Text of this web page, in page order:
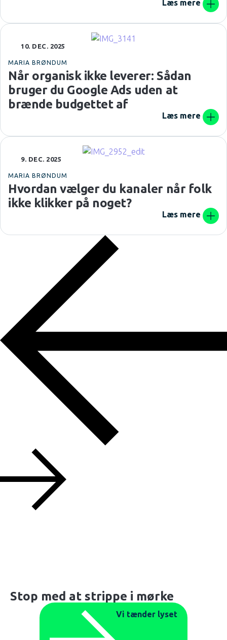
Læs mere
10. DEC. 2025
MARIA BRØNDUM
Når organisk ikke leverer: Sådan
bruger du Google Ads uden at
brænde budgettet af
Læs mere
9. DEC. 2025
MARIA BRØNDUM
Hvordan vælger du kanaler når folk
ikke klikker på noget?
Læs mere
Stop med at strippe i mørke
Vi tænder lyset